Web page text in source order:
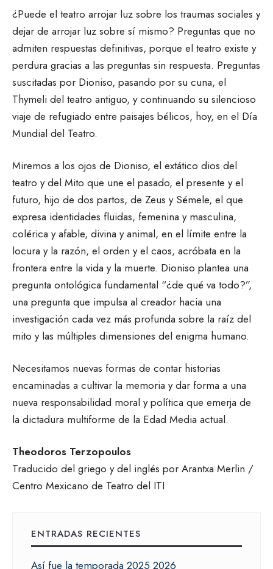
¿Puede el teatro arrojar luz sobre los traumas sociales y
dejar de arrojar luz sobre sí mismo? Preguntas que no
admiten respuestas definitivas, porque el teatro existe y
perdura gracias a las preguntas sin respuesta. Preguntas
suscitadas por Dioniso, pasando por su cuna, el
Thymeli del teatro antiguo, y continuando su silencioso
viaje de refugiado entre paisajes bélicos, hoy, en el Día
Mundial del Teatro.
Miremos a los ojos de Dioniso, el extático dios del
teatro y del Mito que une el pasado, el presente y el
futuro, hijo de dos partos, de Zeus y Sémele, el que
expresa identidades fluidas, femenina y masculina,
colérica y afable, divina y animal, en el límite entre la
locura y la razón, el orden y el caos, acróbata en la
frontera entre la vida y la muerte. Dioniso plantea una
pregunta ontológica fundamental “¿de qué va todo?”,
una pregunta que impulsa al creador hacia una
investigación cada vez más profunda sobre la raíz del
mito y las múltiples dimensiones del enigma humano.
Necesitamos nuevas formas de contar historias
encaminadas a cultivar la memoria y dar forma a una
nueva responsabilidad moral y política que emerja de
la dictadura multiforme de la Edad Media actual.
Theodoros Terzopoulos
Traducido del griego y del inglés por Arantxa Merlin /
Centro Mexicano de Teatro del ITI
ENTRADAS RECIENTES
Así fue la temporada 2025 2026